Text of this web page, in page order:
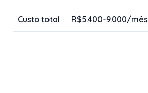
Custo total R$5.400-9.000/mês